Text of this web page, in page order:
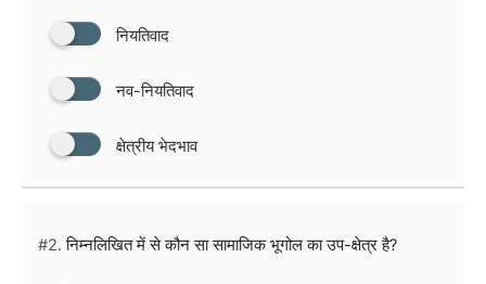
नियतिवाद
नव-नियतिवाद
क्षेत्रीय भेदभाव
#2. निम्नलिखित में से कौन सा सामाजिक भूगोल का उप-क्षेत्र है?